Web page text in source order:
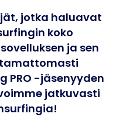
jotka haluavat
koko
ja sen
PRO -jäsenyyden
jatkuvasti